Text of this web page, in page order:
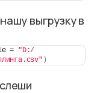
выгрузку в
= "D:/
)